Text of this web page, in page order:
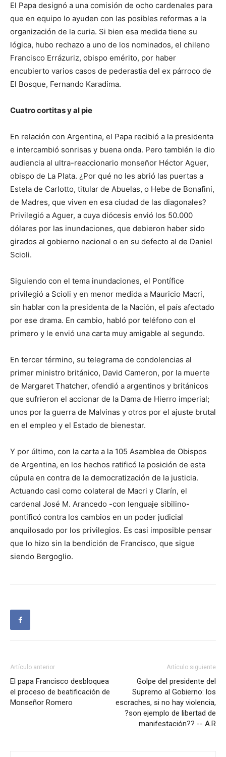
El Papa designó a una comisión de ocho cardenales para
que en equipo lo ayuden con las posibles reformas a la
organización de la curia. Si bien esa medida tiene su
lógica, hubo rechazo a uno de los nominados, el chileno
Francisco Errázuriz, obispo emérito, por haber
encubierto varios casos de pederastia del ex párroco de
El Bosque, Fernando Karadima.
Cuatro cortitas y al pie
En relación con Argentina, el Papa recibió a la presidenta
e intercambió sonrisas y buena onda. Pero también le dio
audiencia al ultra-reaccionario monseñor Héctor Aguer,
obispo de La Plata. ¿Por qué no les abrió las puertas a
Estela de Carlotto, titular de Abuelas, o Hebe de Bonafini,
de Madres, que viven en esa ciudad de las diagonales?
Privilegió a Aguer, a cuya diócesis envió los 50.000
dólares por las inundaciones, que debieron haber sido
girados al gobierno nacional o en su defecto al de Daniel
Scioli.
Siguiendo con el tema inundaciones, el Pontífice
privilegió a Scioli y en menor medida a Mauricio Macri,
sin hablar con la presidenta de la Nación, el país afectado
por ese drama. En cambio, habló por teléfono con el
primero y le envió una carta muy amigable al segundo.
En tercer término, su telegrama de condolencias al
primer ministro británico, David Cameron, por la muerte
de Margaret Thatcher, ofendió a argentinos y británicos
que sufrieron el accionar de la Dama de Hierro imperial;
unos por la guerra de Malvinas y otros por el ajuste brutal
en el empleo y el Estado de bienestar.
Y por último, con la carta a la 105 Asamblea de Obispos
de Argentina, en los hechos ratificó la posición de esta
cúpula en contra de la democratización de la justicia.
Actuando casi como colateral de Macri y Clarín, el
cardenal José M. Arancedo -con lenguaje sibilino-
pontificó contra los cambios en un poder judicial
anquilosado por los privilegios. Es casi imposible pensar
que lo hizo sin la bendición de Francisco, que sigue
siendo Bergoglio.
Artículo anterior
El papa Francisco desbloquea
el proceso de beatificación de
Monseñor Romero
Artículo siguiente
Golpe del presidente del
Supremo al Gobierno: los
escraches, si no hay violencia,
?son ejemplo de libertad de
manifestación?? -- A.R